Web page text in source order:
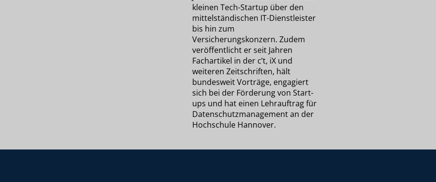
kleinen Tech-Startup über den
mittelständischen IT-Dienstleister
bis hin zum
Versicherungskonzern. Zudem
veröffentlicht er seit Jahren
Fachartikel in der c’t, iX und
weiteren Zeitschriften, hält
bundesweit Vorträge, engagiert
sich bei der Förderung von Start-
ups und hat einen Lehrauftrag für
Datenschutzmanagement an der
Hochschule Hannover.